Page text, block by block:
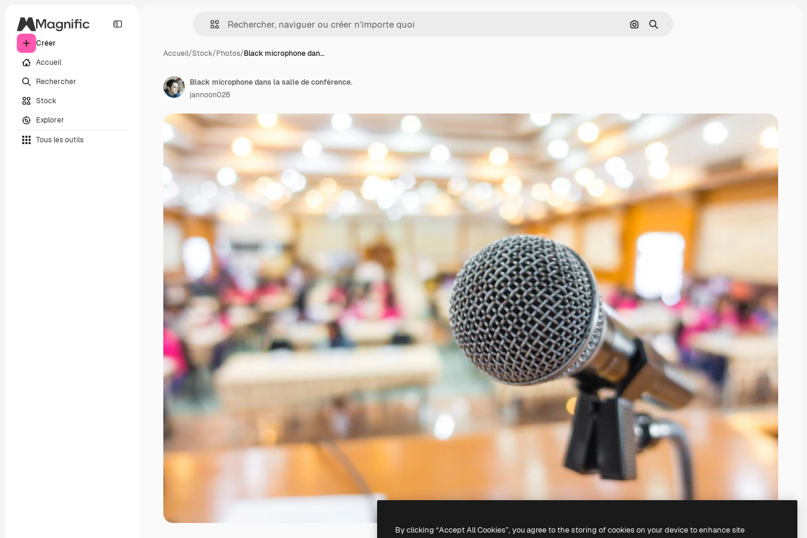
Créer
Accueil
Rechercher
Stock
Explorer
Tous les outils
Rechercher par image
Rechercher
Accueil/Stock/Photos/Black microphone dan…
Black microphone dans la salle de conférence.
jannoon028
By clicking “Accept All Cookies”, you agree to the storing of cookies on your device to enhance site